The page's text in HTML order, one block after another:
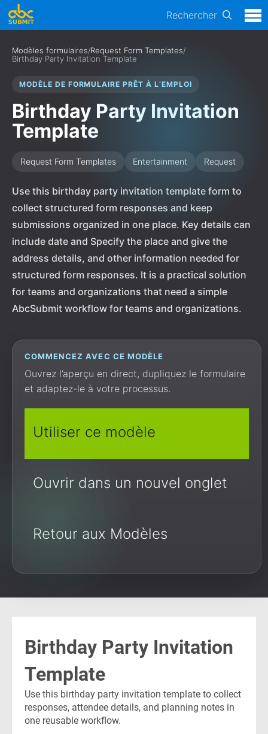
Rechercher
Modèles formulaires/Request Form Templates/
Birthday Party Invitation Template
MODÈLE DE FORMULAIRE PRÊT À L’EMPLOI
Birthday Party Invitation
Template
Request Form Templates Entertainment Request
Use this birthday party invitation template form to
collect structured form responses and keep
submissions organized in one place. Key details can
include date and Specify the place and give the
address details, and other information needed for
structured form responses. It is a practical solution
for teams and organizations that need a simple
AbcSubmit workflow for teams and organizations.
COMMENCEZ AVEC CE MODÈLE
Ouvrez l’aperçu en direct, dupliquez le formulaire
et adaptez-le à votre processus.
Utiliser ce modèle
Ouvrir dans un nouvel onglet
Retour aux Modèles